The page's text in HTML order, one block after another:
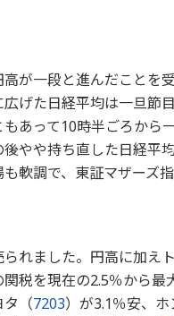
が一段と進んだことを
げた日経平均は一旦節
あって10時半ごろから
やや持ち直した日経平
軟調で、東証マザーズ
れました。円高に加え
関税を現在の2.5％から
（7203）が3.1％安、ホ